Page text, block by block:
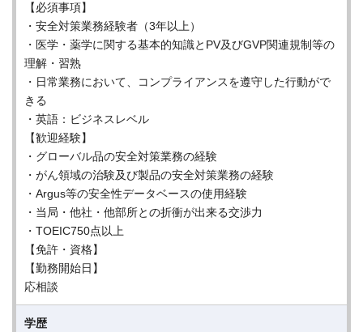
【必須事項】
・安全対策業務経験者（3年以上）
・医学・薬学に関する基本的知識とPV及びGVP関連規制等の
理解・習熟
・日常業務において、コンプライアンスを遵守した行動がで
きる
・英語：ビジネスレベル
【歓迎経験】
・グローバル品の安全対策業務の経験
・がん領域の治験及び製品の安全対策業務の経験
・Argus等の安全性データベースの使用経験
・当局・他社・他部所との折衝が出来る交渉力
・TOEIC750点以上
【免許・資格】
【勤務開始日】
応相談
学歴